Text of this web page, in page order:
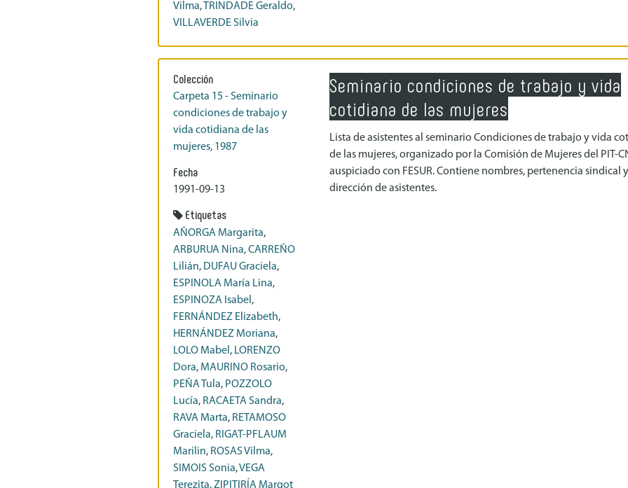
Vilma,TRINDADE Geraldo,
VILLAVERDE Silvia
Colección
Carpeta 15 - Seminario
condiciones de trabajo y
vida cotidiana de las
mujeres, 1987
Fecha
1991-09-13
Etiquetas
AÑORGA Margarita,
ARBURUA Nina,CARREÑO
Lilián, DUFAU Graciela,
ESPINOLA María Lina,
ESPINOZA Isabel ,
FERNÁNDEZ Elizabeth,
HERNÁNDEZ Moriana,
LOLO Mabel , LORENZO
Dora, MAURINO Rosario,
PEÑA Tula, POZZOLO
Lucía, RACAETA Sandra,
RAVA Marta, RETAMOSO
Graciela, RIGAT-PFLAUM
Marilin, ROSAS Vilma,
SIMOIS Sonia,VEGA
Terezita,ZIPITIRÍA Margot
Seminario condiciones de trabajo y vida
cotidiana de las mujeres
Lista de asistentes al seminario Condiciones de trabajo y vida
de las mujeres, organizado por la Comisión de Mujeres del PIT-
auspiciado con FESUR. Contiene nombres, pertenencia sindical y
dirección de asistentes.